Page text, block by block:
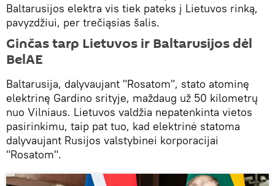
Baltarusijos elektra vis tiek pateks į Lietuvos rinką,
pavyzdžiui, per trečiąsias šalis.
Ginčas tarp Lietuvos ir Baltarusijos dėl
BelAE
Baltarusija, dalyvaujant "Rosatom", stato atominę
elektrinę Gardino srityje, maždaug už 50 kilometrų
nuo Vilniaus. Lietuvos valdžia nepatenkinta vietos
pasirinkimu, taip pat tuo, kad elektrinė statoma
dalyvaujant Rusijos valstybinei korporacijai
"Rosatom".